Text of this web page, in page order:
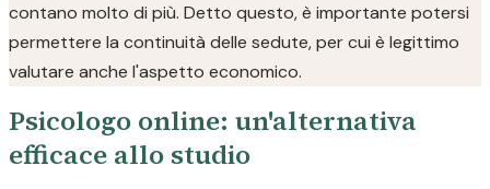
contano molto di più. Detto questo, è importante potersi
permettere la continuità delle sedute, per cui è legittimo
valutare anche l'aspetto economico.
Psicologo online: un'alternativa
efficace allo studio